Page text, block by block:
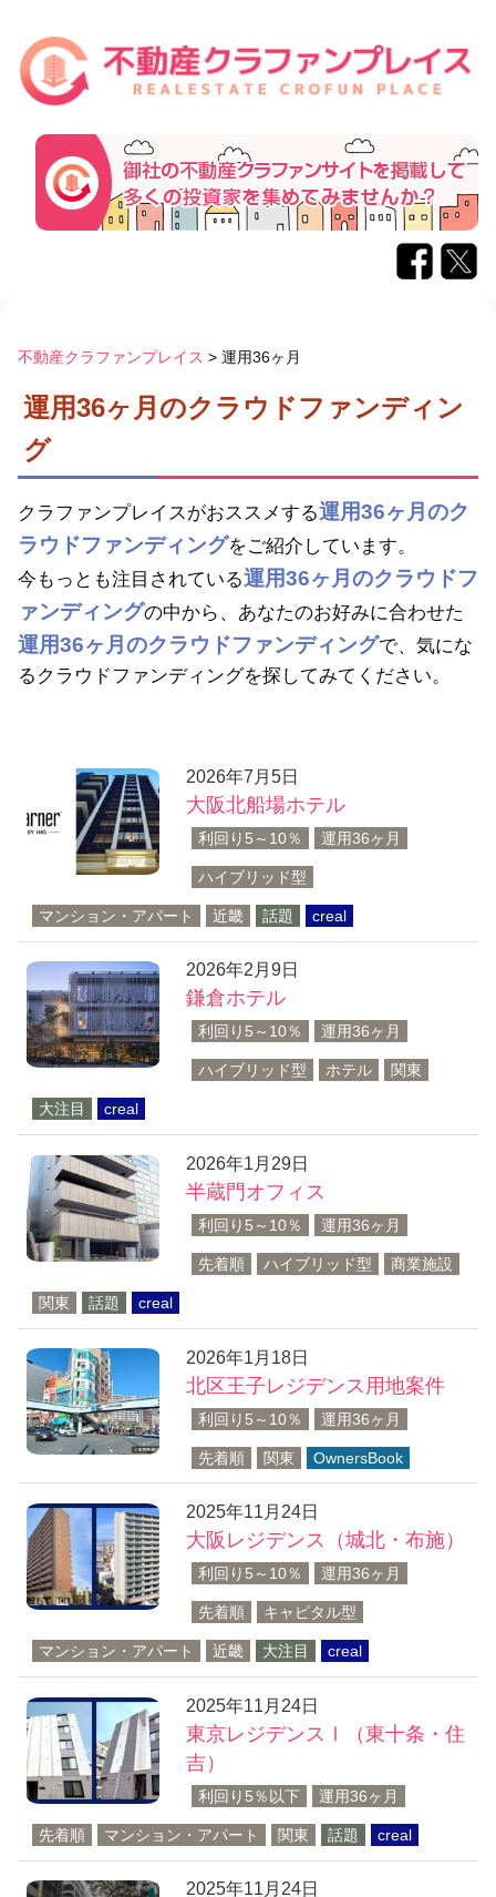
ン
ン
へ
キ
ッ
プ
不動産クラファンプレイス > 運用36ヶ月
運用36ヶ月のクラウドファンディン
グ
クラファンプレイスがおススメする運用36ヶ月のク
ラウドファンディングをご紹介しています。
今もっとも注目されている運用36ヶ月のクラウドフ
ァンディングの中から、あなたのお好みに合わせた
運用36ヶ月のクラウドファンディングで、気にな
るクラウドファンディングを探してみてください。
2026年7月5日
大阪北船場ホテル
利回り5～10％ 運用36ヶ月
ハイブリッド型
マンション・アパート 近畿 話題 creal
2026年2月9日
鎌倉ホテル
利回り5～10％ 運用36ヶ月
ハイブリッド型 ホテル 関東
大注目 creal
2026年1月29日
半蔵門オフィス
利回り5～10％ 運用36ヶ月
先着順 ハイブリッド型 商業施設
関東 話題 creal
2026年1月18日
北区王子レジデンス用地案件
利回り5～10％ 運用36ヶ月
先着順 関東 OwnersBook
2025年11月24日
大阪レジデンス（城北・布施）
利回り5～10％ 運用36ヶ月
先着順 キャピタル型
マンション・アパート 近畿 大注目 creal
2025年11月24日
東京レジデンスⅠ（東十条・住
吉）
利回り5％以下 運用36ヶ月
先着順 マンション・アパート 関東 話題 creal
2025年11月24日